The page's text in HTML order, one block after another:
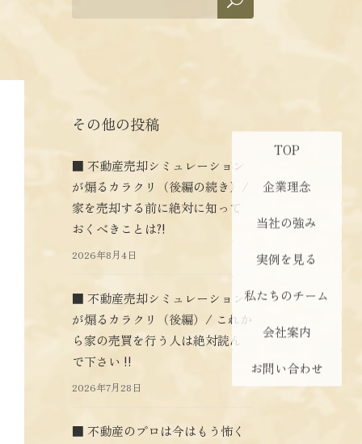
TOP
企業理念
当社の強み
実例を見る
私たちのチーム
会社案内
お問い合わせ
その他の投稿
■ 不動産売却シミュレーション
が煽るカラクリ（後編の続き）/
家を売却する前に絶対に知って
おくべきことは?!
2026年8月4日
■ 不動産売却シミュレーション
が煽るカラクリ（後編）/ これか
ら家の売買を行う人は絶対読ん
で下さい !!
2026年7月28日
■ 不動産のプロは今はもう怖く